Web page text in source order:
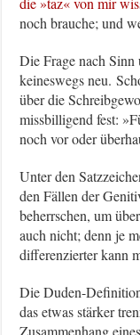
noch brauche; und
Die Frage nach
keineswegs neu.
über die
missbilligend fest:
noch vor oder
Unter den
den Fällen der
beherrschen, um
auch nicht; denn je
differenzierter kann
Die Duden-
das etwas stärker
Zusammenhang